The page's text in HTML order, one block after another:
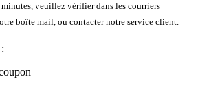
veuillez vérifier dans les courriers
boîte mail, ou contacter notre service client.